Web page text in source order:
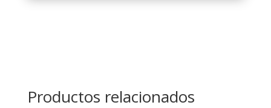
Productos relacionados